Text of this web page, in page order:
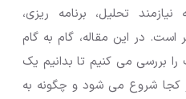
تحلیل، برنامه ریزی،
است. در این مقاله، گام به گام
بررسی می کنیم تا بدانیم یک
کجا شروع می شود و چگونه به